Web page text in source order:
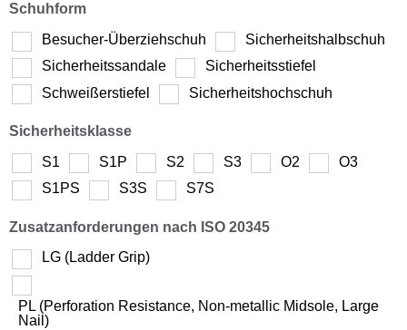
Schuhform
Besucher-Überziehschuh
Sicherheitshalbschuh
Sicherheitssandale
Sicherheitsstiefel
Schweißerstiefel
Sicherheitshochschuh
Sicherheitsklasse
S1
S1P S2 S3 O2
O3
S1PS
S3S S7S
Zusatzanforderungen nach ISO 20345
LG (Ladder Grip)
PL (Perforation Resistance, Non-metallic Midsole, Large
Nail)